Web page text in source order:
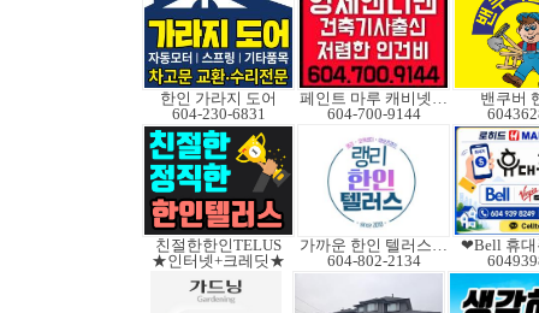
한인 가라지 도어
604-230-6831
페인트 마루 캐비넷코팅
604-700-9144
밴쿠버
친절한한인TELUS
★인터넷+크레딧★
가까운 한인 텔러스쿠도
604-802-2134
❤Bell 휴